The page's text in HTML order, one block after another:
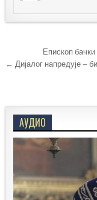
Кретање
чланка
Епископ
← Дијалог напредује –
АУДИО